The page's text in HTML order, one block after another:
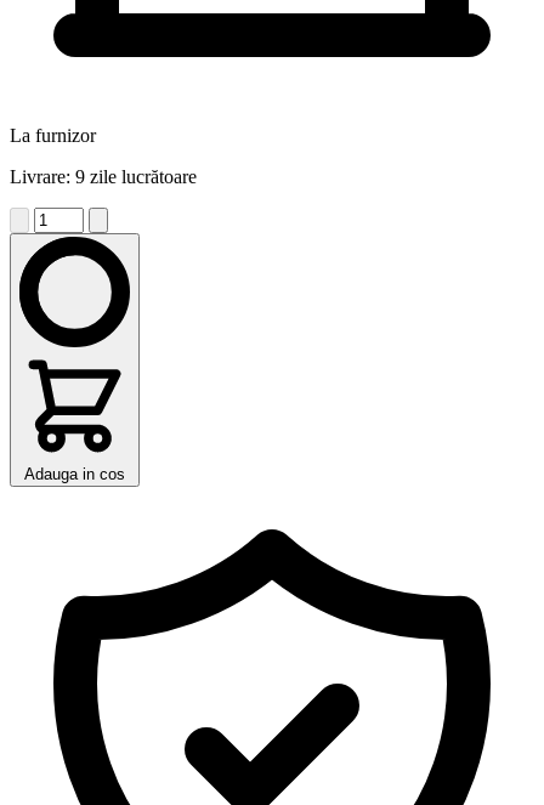
La furnizor
Livrare: 9 zile lucrătoare
Adauga in cos